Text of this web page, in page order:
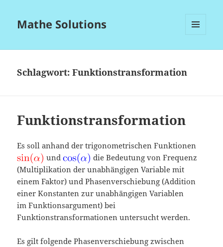
Mathe Solutions
Schlagwort:Funktionstransformation
Funktionstransformation
Es soll anhand der trigonometrischen Funktionen
und
die Bedeutung von Frequenz
(Multiplikation der unabhängigen Variable mit
einem Faktor) und Phasenverschiebung (Addition
einer Konstanten zur unabhängigen Variablen
im Funktionsargument) bei
Funktionstransformationen untersucht werden.
Es gilt folgende Phasenverschiebung zwischen